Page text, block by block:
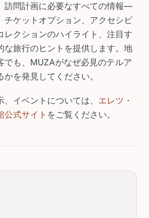
訪問計画に必要なすべての情報—
チケットオプション、アクセシビ
レクションのハイライト、注目す
な旅行のヒントを提供します。地
でも、MUZAがなぜ必見のテルア
かを発見してください。
イベントについては、 エレツ・
公式サイト をご覧ください。